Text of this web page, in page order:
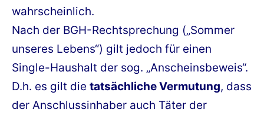
wahrscheinlich.
Nach der BGH-Rechtsprechung („Sommer
unseres Lebens“) gilt jedoch für einen
Single-Haushalt der sog. „Anscheinsbeweis“.
D.h. es gilt die tatsächliche Vermutung, dass
der Anschlussinhaber auch Täter der